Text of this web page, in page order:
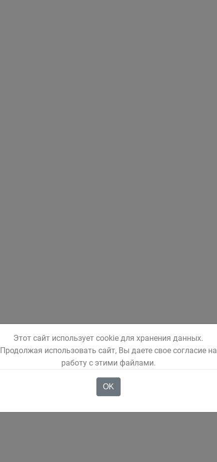
Этот сайт использует cookie для хранения данных.
Продолжая использовать сайт, Вы даете свое согласие на
работу с этими файлами.
OK